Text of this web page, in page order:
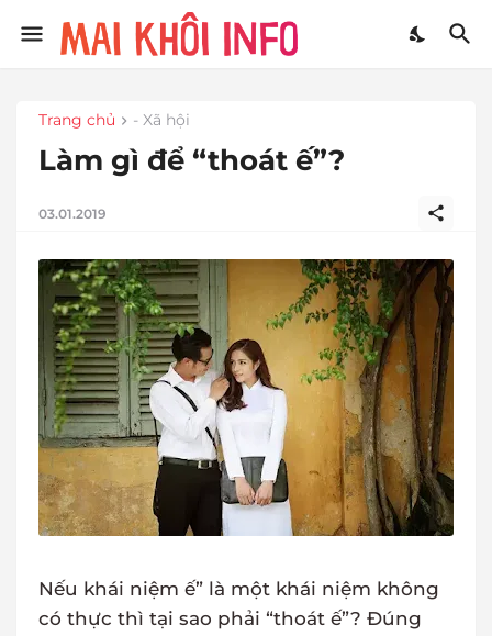
Trang chủ - Xã hội
Làm gì để “thoát ế”?
03.01.2019
Nếu khái niệm ế” là một khái niệm không
có thực thì tại sao phải “thoát ế”? Đúng